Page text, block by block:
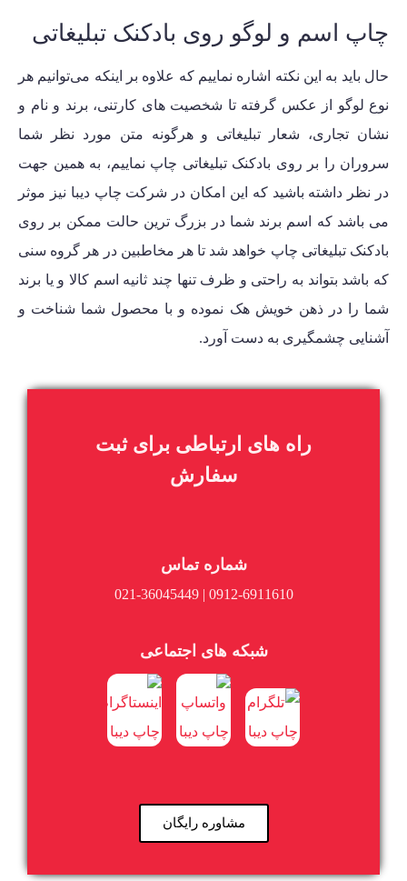
چاپ اسم و لوگو روی بادکنک تبلیغاتی
حال باید به این نکته اشاره نماییم که علاوه بر اینکه می‌توانیم هر
نوع لوگو از عکس گرفته تا شخصیت های کارتنی، برند و نام و
نشان تجاری، شعار تبلیغاتی و هرگونه متن مورد نظر شما
سروران را بر روی بادکنک تبلیغاتی چاپ نماییم، به همین جهت
در نظر داشته باشید که این امکان در شرکت چاپ دیبا نیز موثر
می باشد که اسم برند شما در بزرگ ترین حالت ممکن بر روی
بادکنک تبلیغاتی چاپ خواهد شد تا هر مخاطبین در هر گروه سنی
که باشد بتواند به راحتی و ظرف تنها چند ثانیه اسم کالا و یا برند
شما را در ذهن خویش هک نموده و با محصول شما شناخت و
آشنایی چشمگیری به دست آورد.
راه های ارتباطی برای ثبت
سفارش
شماره تماس
0912-6911610 | 021-36045449
شبکه های اجتماعی
مشاوره رایگان